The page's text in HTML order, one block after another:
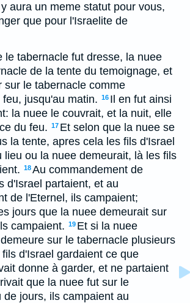
aura un meme statut pour vous,
que pour l'Israelite de
le tabernacle fut dresse, la nuee
de la tente du temoignage, et
sur le tabernacle comme
feu, jusqu'au matin. 16 Il en fut ainsi
la nuee le couvrait, et la nuit, elle
du feu. 17 Et selon que la nuee se
la tente, apres cela les fils d'Israel
lieu ou la nuee demeurait, là les fils
18Au commandement de
d'Israel partaient, et au
de l'Eternel, ils campaient;
jours que la nuee demeurait sur
campaient. 19 Et si la nuee
sur le tabernacle plusieurs
d'Israel gardaient ce que
donne à garder, et ne partaient
que la nuee fut sur le
de jours, ils campaient au